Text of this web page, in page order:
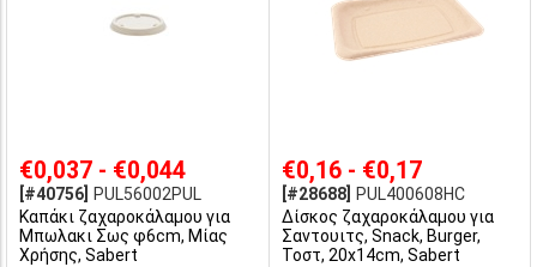
€0,037 - €0,044
[#40756]
PUL56002PUL
Καπάκι ζαχαροκάλαμου για
Μπωλακι Σως φ6cm, Μίας
Χρήσης, Sabert
€0,16 - €0,17
[#28688]
PUL400608HC
Δίσκος ζαχαροκάλαμου για
Σαντουιτς, Snack, Burger,
Τοστ, 20x14cm, Sabert